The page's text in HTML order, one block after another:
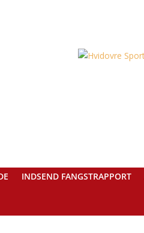
INDSEND FANGSTRAPPORT